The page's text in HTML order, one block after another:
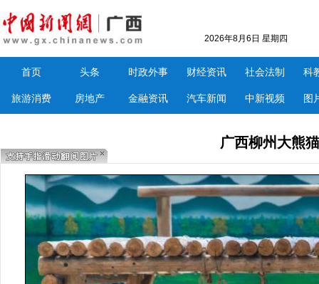
2026年8月6日 星期四
首页 头条 时政外事 财经资讯 社会法制 科
旅游消费 房地产 金融资讯 汽车新闻 中新视频 图
广西柳州大熊